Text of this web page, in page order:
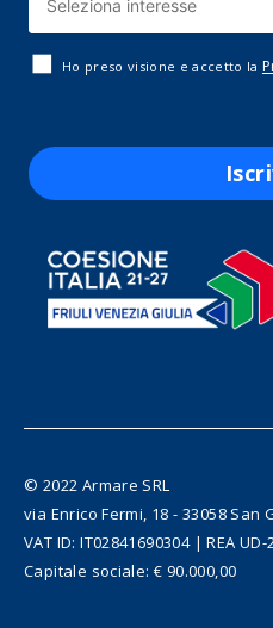
Ho preso visione e accetto la
© 2022 Armare SRL
via Enrico Fermi, 18 - 33058 San
VAT ID: IT02841690304 | REA UD-
Capitale sociale: € 90.000,00